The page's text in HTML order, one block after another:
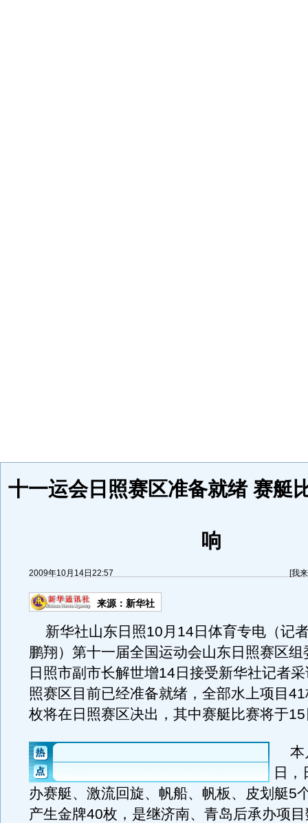
十一运会日照赛区准备就绪 赛艇
响
2009年10月14日22:57 [我
来源： 新华社
新华社山东日照10月14日体育专电（记
鹏翔）第十一届全国运动会山东日照赛区组
日照市副市长解世增14日接受新华社记者
照赛区目前已经准备就绪，全部水上项目
枚将在日照赛区决出，其中赛艇比赛将于
本
日，
办赛艇、激流回旋、帆船、帆板、皮划艇5
产生金牌40枚，是继济南、青岛后承办项